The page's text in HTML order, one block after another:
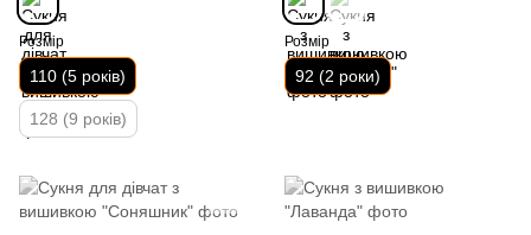
Розмір
110 (5 років)
128 (9 років)
Розмір
92 (2 роки)